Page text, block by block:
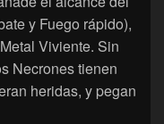
y Fuego rápido),
Viviente. Sin
Necrones tienen
heridas, y pegan